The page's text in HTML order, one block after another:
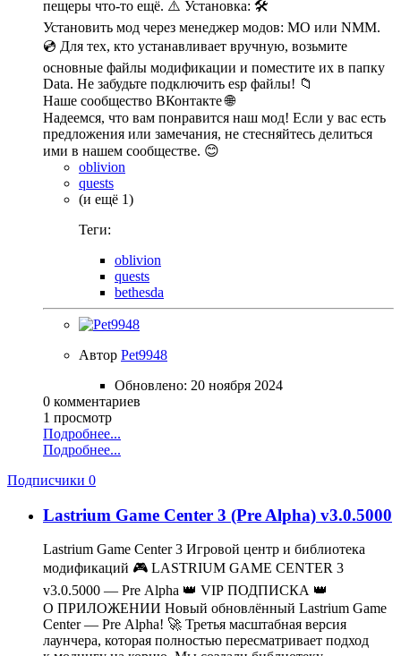
пещеры что-то ещё. ⚠️ Установка: 🛠️
Установить мод через менеджер модов: MO или NMM.
💿 Для тех, кто устанавливает вручную, возьмите
основные файлы модификации и поместите их в папку
Data. Не забудьте подключить esp файлы! 📁
Наше сообщество ВКонтакте 🌐
Надеемся, что вам понравится наш мод! Если у вас есть
предложения или замечания, не стесняйтесь делиться
ими в нашем сообществе. 😊
oblivion
quests
(и ещё 1)
Теги:
oblivion
quests
bethesda
Автор Pet9948
Обновлено: 20 ноября 2024
0 комментариев
1 просмотр
Подробнее...
Подробнее...
Подписчики 0
Lastrium Game Center 3 (Pre Alpha) v3.0.5000
Lastrium Game Center 3 Игровой центр и библиотека
модификаций 🎮 LASTRIUM GAME CENTER 3
v3.0.5000 — Pre Alpha ㅤ👑 VIP ПОДПИСКА 👑ㅤ
О ПРИЛОЖЕНИИ Новый обновлённый Lastrium Game
Center — Pre Alpha! 🚀 Третья масштабная версия
лаунчера, которая полностью пересматривает подход